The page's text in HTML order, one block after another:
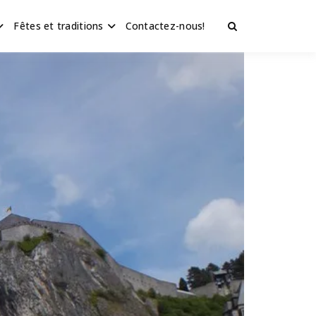
Fêtes et traditions Contactez-nous!